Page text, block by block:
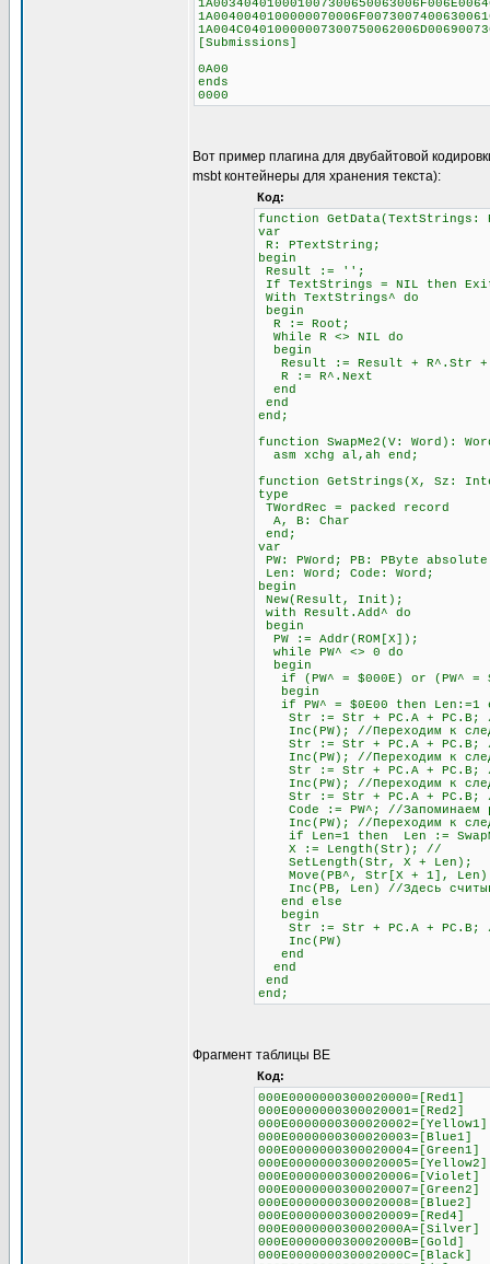
[Submissions]
0A00
ends
0000
Вот пример плагина для двубайтовой
msbt контейнеры для хранения текста):
Код:
function
var
R: PTextString;
begin
Result := '';
If TextStrings = NIL then
With TextStrings^ do
begin
R := Root;
While R <> NIL do
begin
Result := Result + R^.Str +
R := R^.Next
end
end
end;
function SwapMe2(V: Word):
asm xchg al,ah end;
function GetStrings(X, Sz:
type
TWordRec = packed record
A, B: Char
end;
var
PW: PWord; PB: PByte
Len: Word; Code: Word;
begin
New(Result, Init);
with Result.Add^ do
begin
PW := Addr(ROM[X]);
while PW^ <> 0 do
begin
if (PW^ = $000E) or (PW^ =
begin
if PW^ = $0E00 then Len:=1
Str := Str + PC.A + PC.B; //
Inc(PW); //Переходим к
Str := Str + PC.A + PC.B; //
Inc(PW); //Переходим к
Str := Str + PC.A + PC.B; //
Inc(PW); //Переходим к
Str := Str + PC.A + PC.B; //
Code := PW^; //Запоминаем
Inc(PW); //Переходим к
if Len=1 then Len :=
X := Length(Str); //
SetLength(Str, X +
Move(PB^, Str[X + 1],
Inc(PB, Len) //Здесь
end else
begin
Str := Str + PC.A + PC.B; //
Inc(PW)
end
end
end
end;
Фрагмент таблицы BE
Код:
000E0000000300020000=[Red1]
000E0000000300020001=[Red2]
000E0000000300020002=[Yellow1]
000E0000000300020003=[Blue1]
000E0000000300020004=[Green1]
000E0000000300020005=[Yellow2]
000E0000000300020006=[Violet]
000E0000000300020007=[Green2]
000E0000000300020008=[Blue2]
000E0000000300020009=[Red4]
000E000000030002000A=[Silver]
000E000000030002000B=[Gold]
000E000000030002000C=[Black]